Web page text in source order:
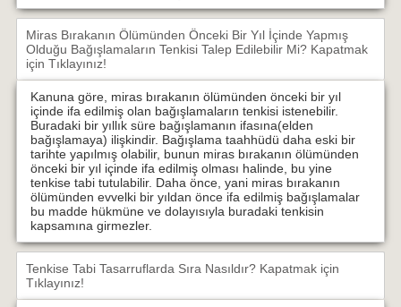
Miras Bırakanın Ölümünden Önceki Bir Yıl İçinde Yapmış
Olduğu Bağışlamaların Tenkisi Talep Edilebilir Mi? Kapatmak
için Tıklayınız!
Kanuna göre, miras bırakanın ölümünden önceki bir yıl
içinde ifa edilmiş olan bağışlamaların tenkisi istenebilir.
Buradaki bir yıllık süre bağışlamanın ifasına(elden
bağışlamaya) ilişkindir. Bağışlama taahhüdü daha eski bir
tarihte yapılmış olabilir, bunun miras bırakanın ölümünden
önceki bir yıl içinde ifa edilmiş olması halinde, bu yine
tenkise tabi tutulabilir. Daha önce, yani miras bırakanın
ölümünden evvelki bir yıldan önce ifa edilmiş bağışlamalar
bu madde hükmüne ve dolayısıyla buradaki tenkisin
kapsamına girmezler.
Tenkise Tabi Tasarruflarda Sıra Nasıldır? Kapatmak için
Tıklayınız!